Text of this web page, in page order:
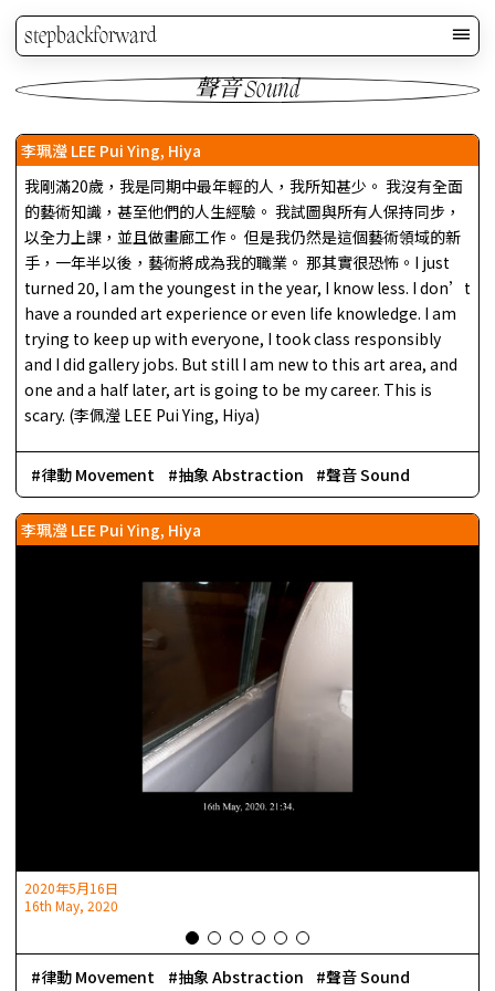
stepbackforward
聲音 Sound
李珮瀅 LEE Pui Ying, Hiya
我剛滿20歲，我是同期中最年輕的人，我所知甚少。 我沒有全面
的藝術知識，甚至他們的人生經驗。 我試圖與所有人保持同步，
以全力上課，並且做畫廊工作。 但是我仍然是這個藝術領域的新
手，一年半以後，藝術將成為我的職業。 那其實很恐怖。I just
turned 20, I am the youngest in the year, I know less. I don’t
have a rounded art experience or even life knowledge. I am
trying to keep up with everyone, I took class responsibly
and I did gallery jobs. But still I am new to this art area, and
one and a half later, art is going to be my career. This is
scary. (李佩瀅 LEE Pui Ying, Hiya)
律動 Movement 抽象 Abstraction 聲音 Sound
李珮瀅 LEE Pui Ying, Hiya
2020年5月16日
16th May, 2020
律動 Movement 抽象 Abstraction 聲音 Sound